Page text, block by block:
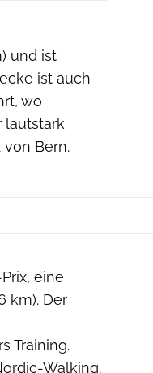
und ist
ist auch
wo
lautstark
von Bern.
eine
km). Der
Training.
Walking.